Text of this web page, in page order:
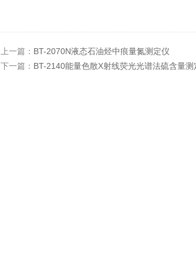
上一篇： BT-2070N液态石油烃中痕量氮测定仪
下一篇： BT-2140能量色散X射线荧光光谱法硫含量测